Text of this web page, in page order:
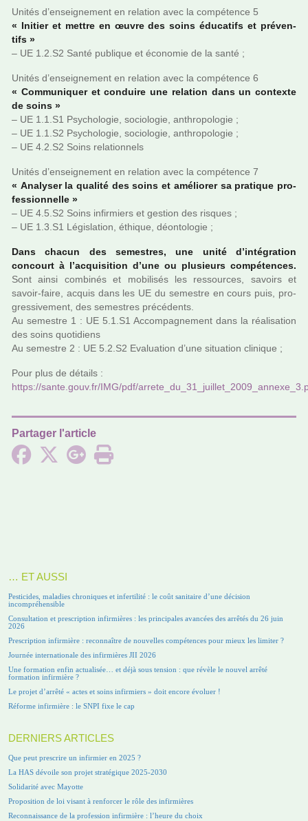
Unités d’ensei­gne­ment en rela­tion avec la com­pé­tence 5
« Initier et mettre en œuvre des soins éducatifs et pré­ven­
tifs »
– UE 1.2.S2 Santé publi­que et économie de la santé ;
Unités d’ensei­gne­ment en rela­tion avec la com­pé­tence 6
« Communiquer et conduire une rela­tion dans un contexte
de soins »
– UE 1.1.S1 Psychologie, socio­lo­gie, anthro­po­lo­gie ;
– UE 1.1.S2 Psychologie, socio­lo­gie, anthro­po­lo­gie ;
– UE 4.2.S2 Soins rela­tion­nels
Unités d’ensei­gne­ment en rela­tion avec la com­pé­tence 7
« Analyser la qua­lité des soins et amé­lio­rer sa pra­ti­que pro­
fes­sion­nelle »
– UE 4.5.S2 Soins infir­miers et ges­tion des ris­ques ;
– UE 1.3.S1 Législation, éthique, déon­to­lo­gie ;
Dans chacun des semes­tres, une unité d’inté­gra­tion
concourt à l’acqui­si­tion d’une ou plu­sieurs com­pé­ten­ces.
Sont ainsi com­bi­nés et mobi­li­sés les res­sour­ces, savoirs et
savoir-faire, acquis dans les UE du semes­tre en cours puis, pro­
gres­si­ve­ment, des semes­tres pré­cé­dents.
Au semes­tre 1 : UE 5.1.S1 Accompagnement dans la réa­li­sa­tion
des soins quo­ti­diens
Au semes­tre 2 : UE 5.2.S2 Evaluation d’une situa­tion cli­ni­que ;
Pour plus de détails :
https://sante.gouv.fr/IMG/pdf/
Partager l'article
… ET AUSSI
Pesticides, maladies chroniques et infertilité : le coût sanitaire d’une décision
incompréhensible
Consultation et prescription infirmières : les principales avancées des arrêtés du 26 juin
2026
Prescription infirmière : reconnaître de nouvelles compétences pour mieux les limiter ?
Journée internationale des infirmières JII 2026
Une formation enfin actualisée… et déjà sous tension : que révèle le nouvel arrêté
formation infirmière ?
Le projet d’arrêté « actes et soins infirmiers » doit encore évoluer !
Réforme infirmière : le SNPI fixe le cap
DERNIERS ARTICLES
Que peut prescrire un infirmier en 2025 ?
La HAS dévoile son projet stratégique 2025-2030
Solidarité avec Mayotte
Proposition de loi visant à renforcer le rôle des infirmières
Reconnaissance de la profession infirmière : l’heure du choix